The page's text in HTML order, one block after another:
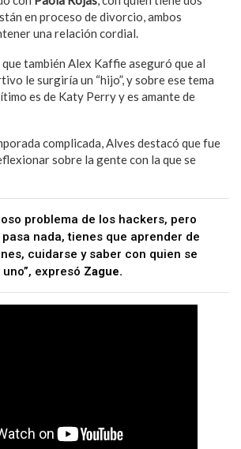
en proceso de divorcio, ambos
una relación cordial.
también Alex Kaffie aseguró que al
le surgiría un “hijo”, y sobre ese tema
es de Katy Perry y es amante de
complicada, Alves destacó que fue
sobre la gente con la que se
problema de los hackers, pero
nada, tienes que aprender de
cuidarse y saber con quien se
expresó Zague.